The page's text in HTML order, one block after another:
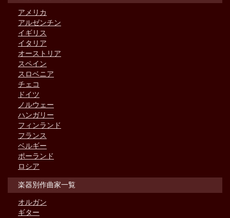
アメリカ
アルゼンチン
イギリス
イタリア
オーストリア
スペイン
スロベニア
チェコ
ドイツ
ノルウェー
ハンガリー
フィンランド
フランス
ベルギー
ポーランド
ロシア
楽器別作曲家一覧
オルガン
ギター